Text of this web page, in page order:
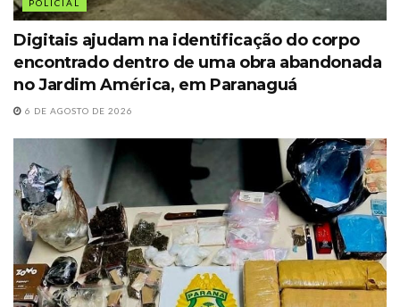
POLICIAL
Digitais ajudam na identificação do corpo
encontrado dentro de uma obra abandonada
no Jardim América, em Paranaguá
6 DE AGOSTO DE 2026